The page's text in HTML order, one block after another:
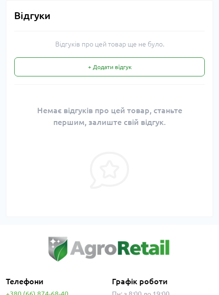
Відгуки
Відгуків про цей товар ще не було.
+ Додати відгук
Немає відгуків про цей товар, станьте
першим, залиште свій відгук.
Телефони Графік роботи